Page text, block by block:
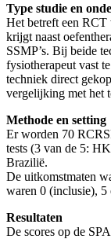
Type studie en
Het betreft een RCT
krijgt naast
SSMP’s. Bij beide
fysiotherapeut vast
techniek direct
vergelijking met het
Methode en setting
Er worden 70
tests (3 van de 5:
Brazilië.
De uitkomstmaten
waren 0 (inclusie), 5
Resultaten
De scores op de